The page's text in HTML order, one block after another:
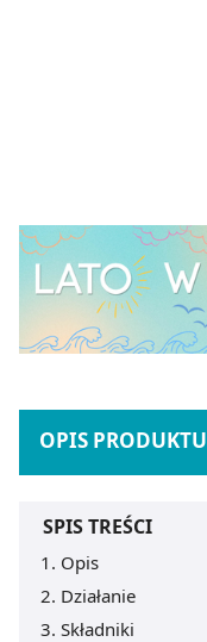
OPIS PRODUKTU
SPIS TREŚCI
Opis
Działanie
Składniki